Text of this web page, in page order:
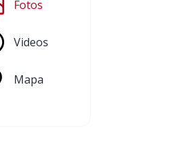
Fotos
Videos
Mapa